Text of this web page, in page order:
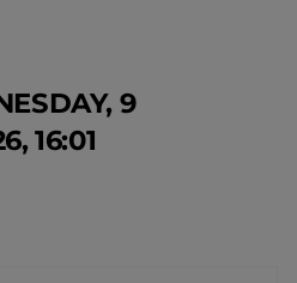
9
16:01